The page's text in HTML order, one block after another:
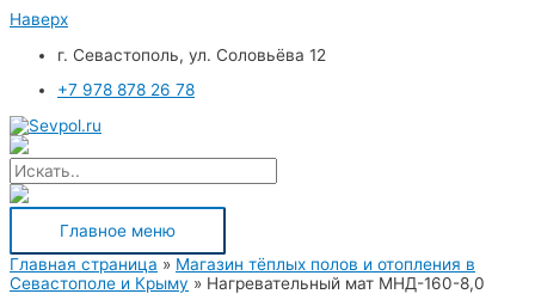
Наверх
г. Севастополь, ул. Соловьёва 12
+7 978 878 26 78
Главное меню
Главная страница » Магазин тёплых полов и отопления в
Севастополе и Крыму » Нагревательный мат МНД-160-8,0